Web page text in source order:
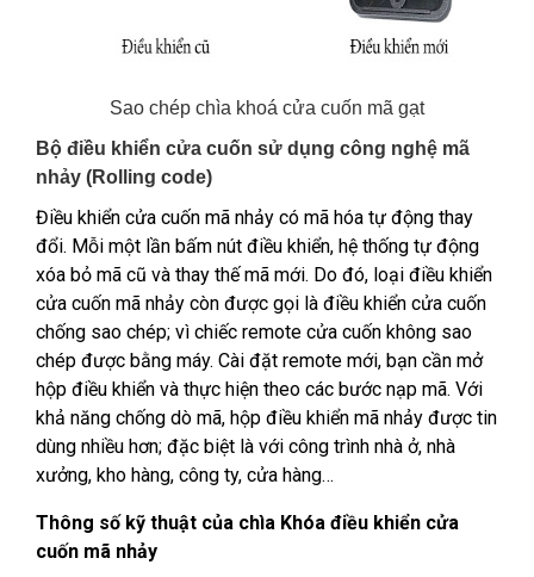
Sao chép chìa khoá cửa cuốn mã gạt
Bộ điều khiển cửa cuốn sử dụng công nghệ mã
nhảy (Rolling code)
Điều khiển cửa cuốn mã nhảy có mã hóa tự động thay
đổi. Mỗi một lần bấm nút điều khiển, hệ thống tự động
xóa bỏ mã cũ và thay thế mã mới. Do đó, loại điều khiển
cửa cuốn mã nhảy còn được gọi là điều khiển cửa cuốn
chống sao chép; vì chiếc remote cửa cuốn không sao
chép được bằng máy. Cài đặt remote mới, bạn cần mở
hộp điều khiển và thực hiện theo các bước nạp mã. Với
khả năng chống dò mã, hộp điều khiển mã nhảy được tin
dùng nhiều hơn; đặc biệt là với công trình nhà ở, nhà
xưởng, kho hàng, công ty, cửa hàng…
Thông số kỹ thuật của chìa Khóa điều khiển cửa
cuốn mã nhảy